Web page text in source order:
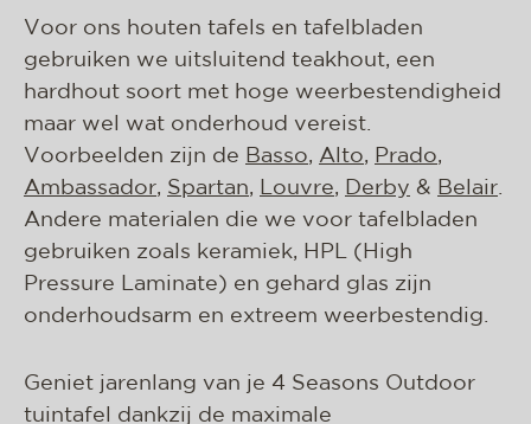
Voor ons houten tafels en tafelbladen
gebruiken we uitsluitend teakhout, een
hardhout soort met hoge weerbestendigheid
maar wel wat onderhoud vereist.
Voorbeelden zijn de Basso, Alto, Prado,
Ambassador, Spartan, Louvre, Derby & Belair
Andere materialen die we voor tafelbladen
gebruiken zoals keramiek, HPL (High
Pressure Laminate) en gehard glas zijn
onderhoudsarm en extreem weerbestendig.
Geniet jarenlang van je 4 Seasons Outdoor
tuintafel dankzij de maximale